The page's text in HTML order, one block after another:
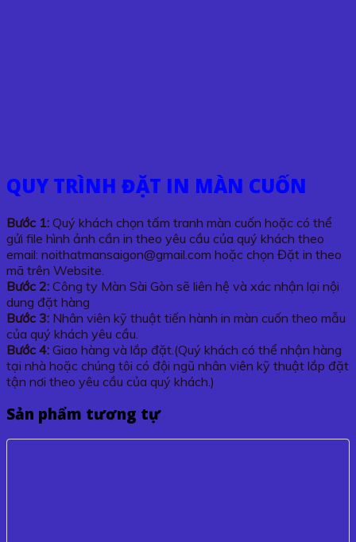
QUY TRÌNH ĐẶT IN MÀN CUỐN
Bước 1: Quý khách chọn tấm tranh màn cuốn hoặc có thể
gửi file hình ảnh cần in theo yêu cầu của quý khách theo
email: noithatmansaigon@gmail.com hoặc chọn Đặt in theo
mã trên Website.
Bước 2: Công ty Màn Sài Gòn sẽ liên hệ và xác nhận lại nội
dung đặt hàng
Bước 3: Nhân viên kỹ thuật tiến hành in màn cuốn theo mẫu
của quý khách yêu cầu.
Bước 4: Giao hàng và lắp đặt.(Quý khách có thể nhận hàng
tại nhà hoặc chúng tôi có đội ngũ nhân viên kỹ thuật lắp đặt
tận nơi theo yêu cầu của quý khách.)
Sản phẩm tương tự